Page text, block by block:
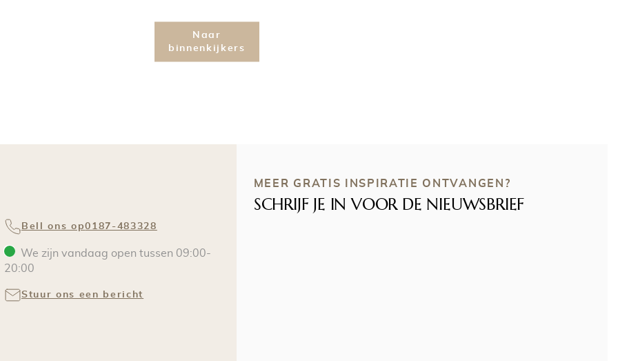
Naar
binnenkijkers
Bell ons op0187-483328
We zijn vandaag open tussen 09:00-
20:00
Stuur ons een bericht
MEER GRATIS INSPIRATIE ONTVANGEN?
SCHRIJF JE IN VOOR DE NIEUWSBRIEF